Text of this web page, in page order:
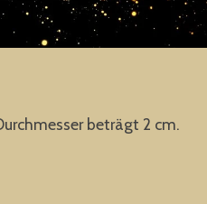
beträgt 2 cm.